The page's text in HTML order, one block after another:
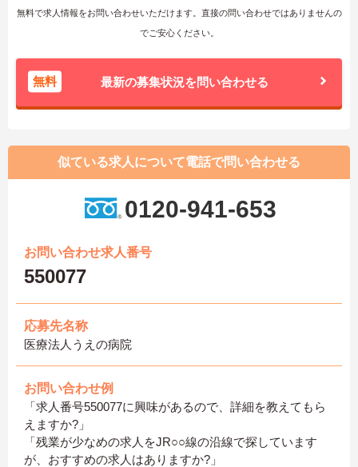
無料で求人情報をお問い合わせいただけます。直接の問い合わせではありませんの
でご安心ください。
無料 最新の募集状況を問い合わせる
似ている求人について電話で問い合わせる
0120-941-653
お問い合わせ求人番号
550077
応募先名称
医療法人うえの病院
お問い合わせ例
「求人番号550077に興味があるので、詳細を教えてもら
えますか?」
「残業が少なめの求人をJR○○線の沿線で探しています
が、おすすめの求人はありますか?」